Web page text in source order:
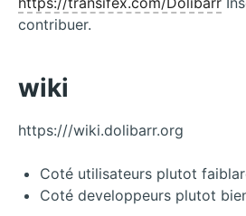
contribuer.
wiki
https:///wiki.dolibarr.org
Coté utilisateurs plutot
Coté developpeurs plutot